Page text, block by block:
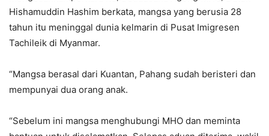
Hishamuddin Hashim berkata, mangsa yang berusia 28
tahun itu meninggal dunia kelmarin di Pusat Imigresen
Tachileik di Myanmar.
“Mangsa berasal dari Kuantan, Pahang sudah beristeri dan
mempunyai dua orang anak.
“Sebelum ini mangsa menghubungi MHO dan meminta